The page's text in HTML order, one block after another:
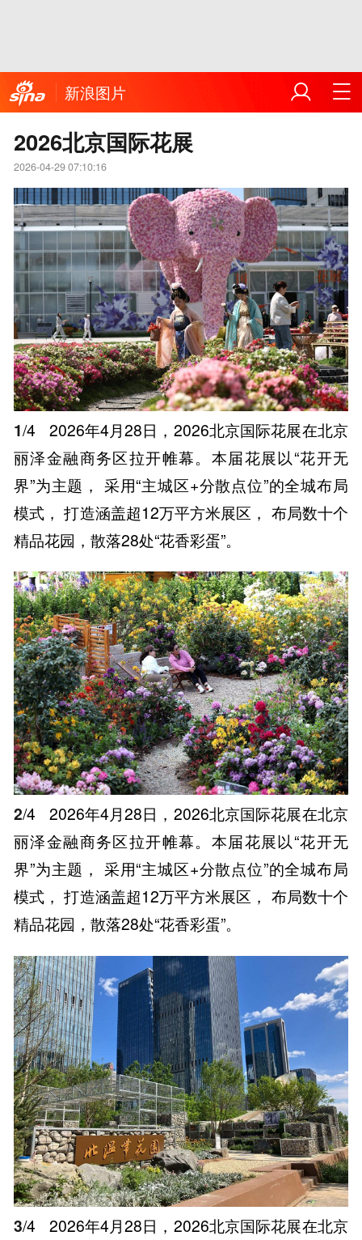
新浪图片
2026北京国际花展
2026-04-29 07:10:16
1/4
2026年4月28日，2026北京国际花展在北京
丽泽金融商务区拉开帷幕。本届花展以“花开无
界”为主题， 采用“主城区+分散点位”的全城布局
模式， 打造涵盖超12万平方米展区， 布局数十个
精品花园，散落28处“花香彩蛋”。
2/4
2026年4月28日，2026北京国际花展在北京
丽泽金融商务区拉开帷幕。本届花展以“花开无
界”为主题， 采用“主城区+分散点位”的全城布局
模式， 打造涵盖超12万平方米展区， 布局数十个
精品花园，散落28处“花香彩蛋”。
3/4
2026年4月28日，2026北京国际花展在北京